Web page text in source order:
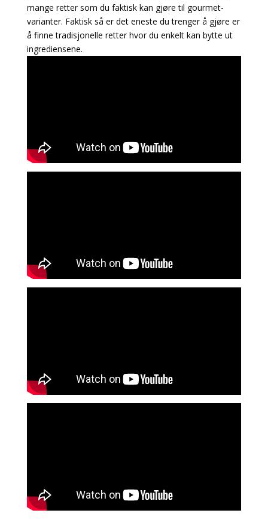
mange retter som du faktisk kan gjøre til gourmet-
varianter. Faktisk så er det eneste du trenger å gjøre er
å finne tradisjonelle retter hvor du enkelt kan bytte ut
ingrediensene.